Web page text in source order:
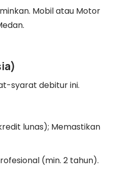
Mobil atau Motor
syarat debitur ini.
lunas); Memastikan
(min. 2 tahun).